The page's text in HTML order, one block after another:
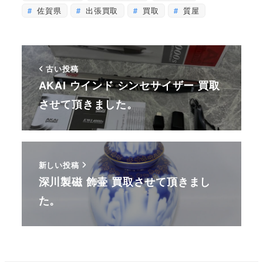
佐賀県
出張買取 買取 質屋
古い投稿
AKAI ウインド シンセサイザー 買取
させて頂きました。
新しい投稿
深川製磁 飾壷 買取させて頂きまし
た。